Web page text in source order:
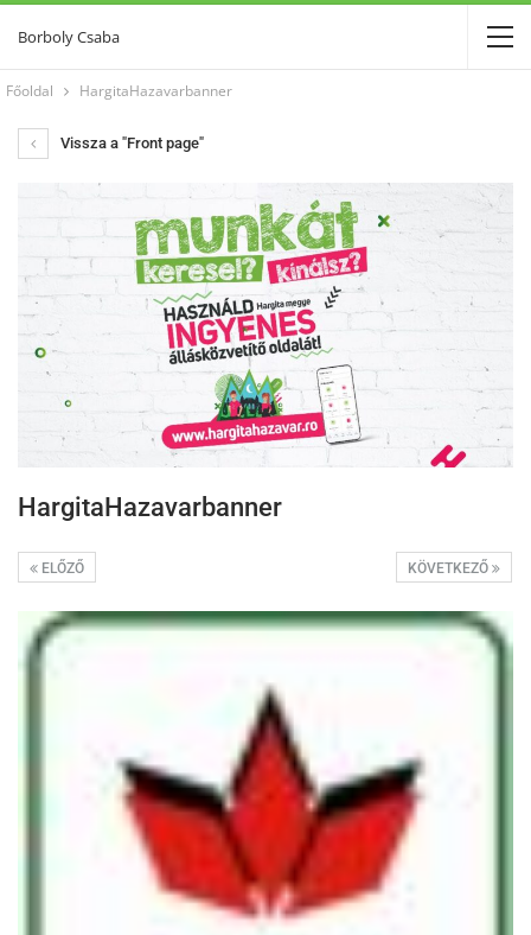
Borboly Csaba
Főoldal HargitaHazavarbanner
Vissza a "Front page"
HargitaHazavarbanner
KÖVETKEZŐ
ELŐZŐ